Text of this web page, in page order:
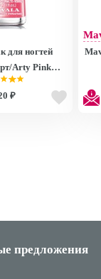
для ногтей
Arty Pink
₽
предложения